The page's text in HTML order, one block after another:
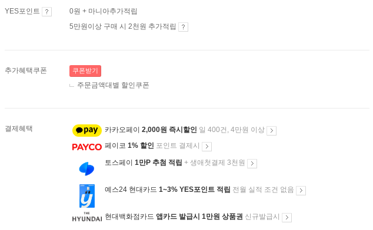
YES포인트
0원 + 마니아추가적립
5만원이상 구매 시 2천원 추가적립
추가혜택쿠폰 쿠폰받기
주문금액대별 할인쿠폰
결제혜택 카카오페이 2,000원 즉시할인 일 400건, 4만원 이상
페이코 1% 할인 포인트 결제시
토스페이 1만P 추첨 적립 + 생애첫결제 3천원
예스24 현대카드 1~3% YES포인트 적립 전월 실적 조건 없음
현대백화점카드 앱카드 발급시 1만원 상품권 신규발급시